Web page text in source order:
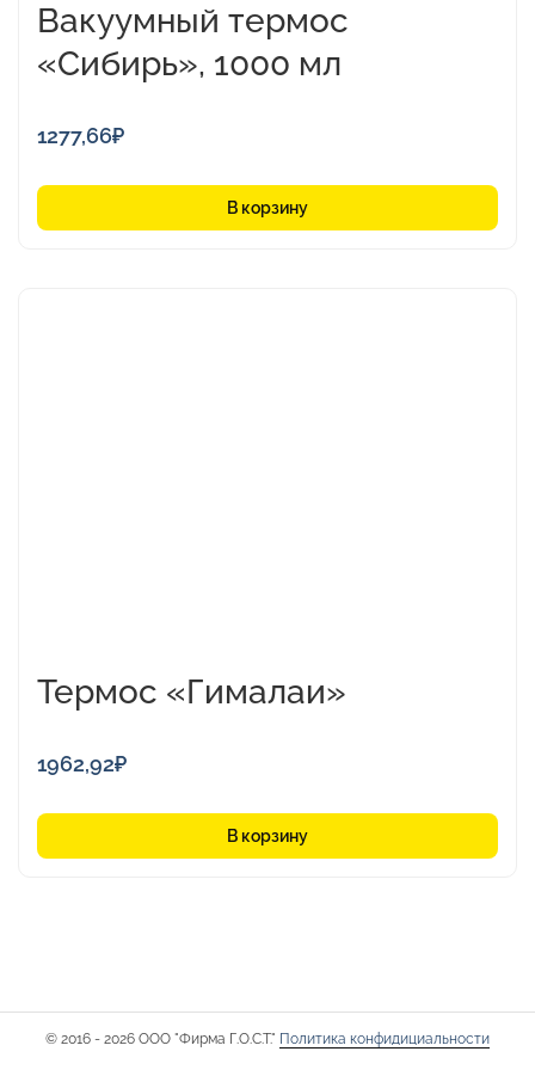
Вакуумный термос
«Сибирь», 1000 мл
1277,66₽
В корзину
Термос «Гималаи»
1962,92₽
В корзину
© 2016 - 2026 ООО "Фирма Г.О.С.Т." Политика конфидициальности